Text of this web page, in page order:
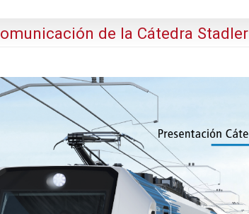
de la Cátedra Stadler